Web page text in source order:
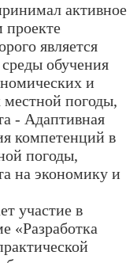
активное
проекте
является
обучения
и
местной погоды,
- Адаптивная
компетенций в
погоды,
на экономику и
участие в
«Разработка